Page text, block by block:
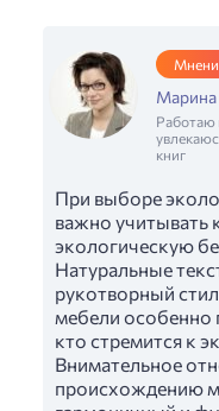
Марина
Работаю
книг
При выборе
важно учитывать
экологическую
Натуральные
рукотворный
мебели особенно
кто стремится к
Внимательное
происхождению